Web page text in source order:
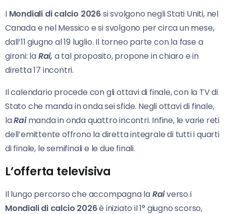
I Mondiali di calcio 2026si svolgono negli Stati Uniti, nel
Canada e nel Messico e si svolgono per circa un mese,
dall’11 giugno al 19 luglio. Il torneo parte con la fase a
gironi: laRai, a tal proposito, propone in chiaro e in
diretta 17 incontri.
Il calendario procede con gli ottavi di finale, con la TV di
Stato che manda in onda sei sfide. Negli ottavi di finale,
laRaimanda in onda quattro incontri. Infine, le varie reti
dell’emittente offrono la diretta integrale di tutti i quarti
di finale, le semifinali e le due finali.
L’offerta televisiva
Il lungo percorso che accompagna laRaiverso i
Mondiali di calcio 2026è iniziato il 1° giugno scorso,